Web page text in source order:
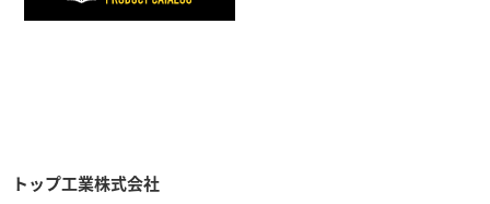
トップ工業株式会社